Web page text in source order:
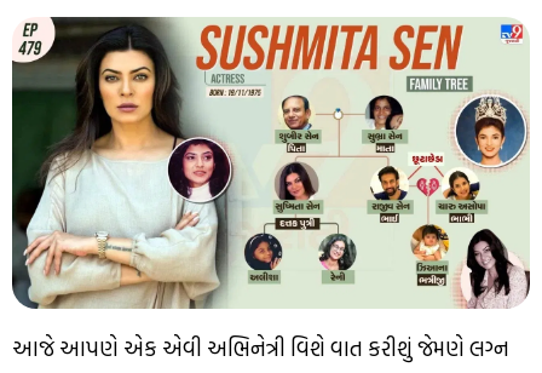
આજે આપણે એક એવી અભિનેત્રી વિશે વાત કરીશું જેમણે લગ્ન